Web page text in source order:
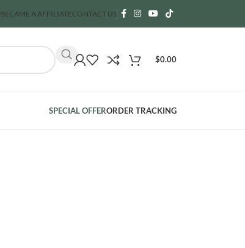
BECAME A AFFILIATECONTACT US
$0.00
SPECIAL OFFERORDER TRACKING